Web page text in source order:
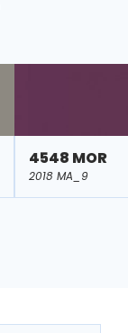
4548 MOR
2018 MA_9